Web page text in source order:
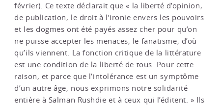
février). Ce texte déclarait que « la liberté d’opinion,
de publication, le droit à l’ironie envers les pouvoirs
et les dogmes ont été payés assez cher pour qu’on
ne puisse accepter les menaces, le fanatisme, d’où
qu’ils viennent. La fonction critique de la littérature
est une condition de la liberté de tous. Pour cette
raison, et parce que l’intolérance est un symptôme
d’un autre âge, nous exprimons notre solidarité
entière à Salman Rushdie et à ceux qui l’éditent. » Ils